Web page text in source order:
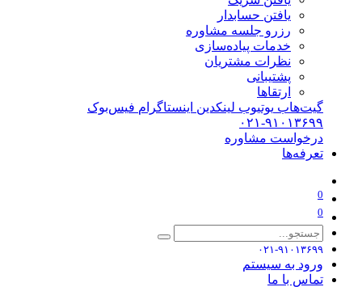
یافتن حسابدار
رزرو جلسه مشاوره
خدمات پیاده‌سازی
نظرات مشتریان
پشتیبانی
ارتقاها
گیت‌هاب یوتیوب لینکدین اینستاگرام فیس‌بوک
۰۲۱-۹۱۰۱۳۶۹۹
درخواست مشاوره
تعرفه‌ها
0
0
۰۲۱-۹۱۰۱۳۶۹۹
ورود به سیستم
تماس با ما